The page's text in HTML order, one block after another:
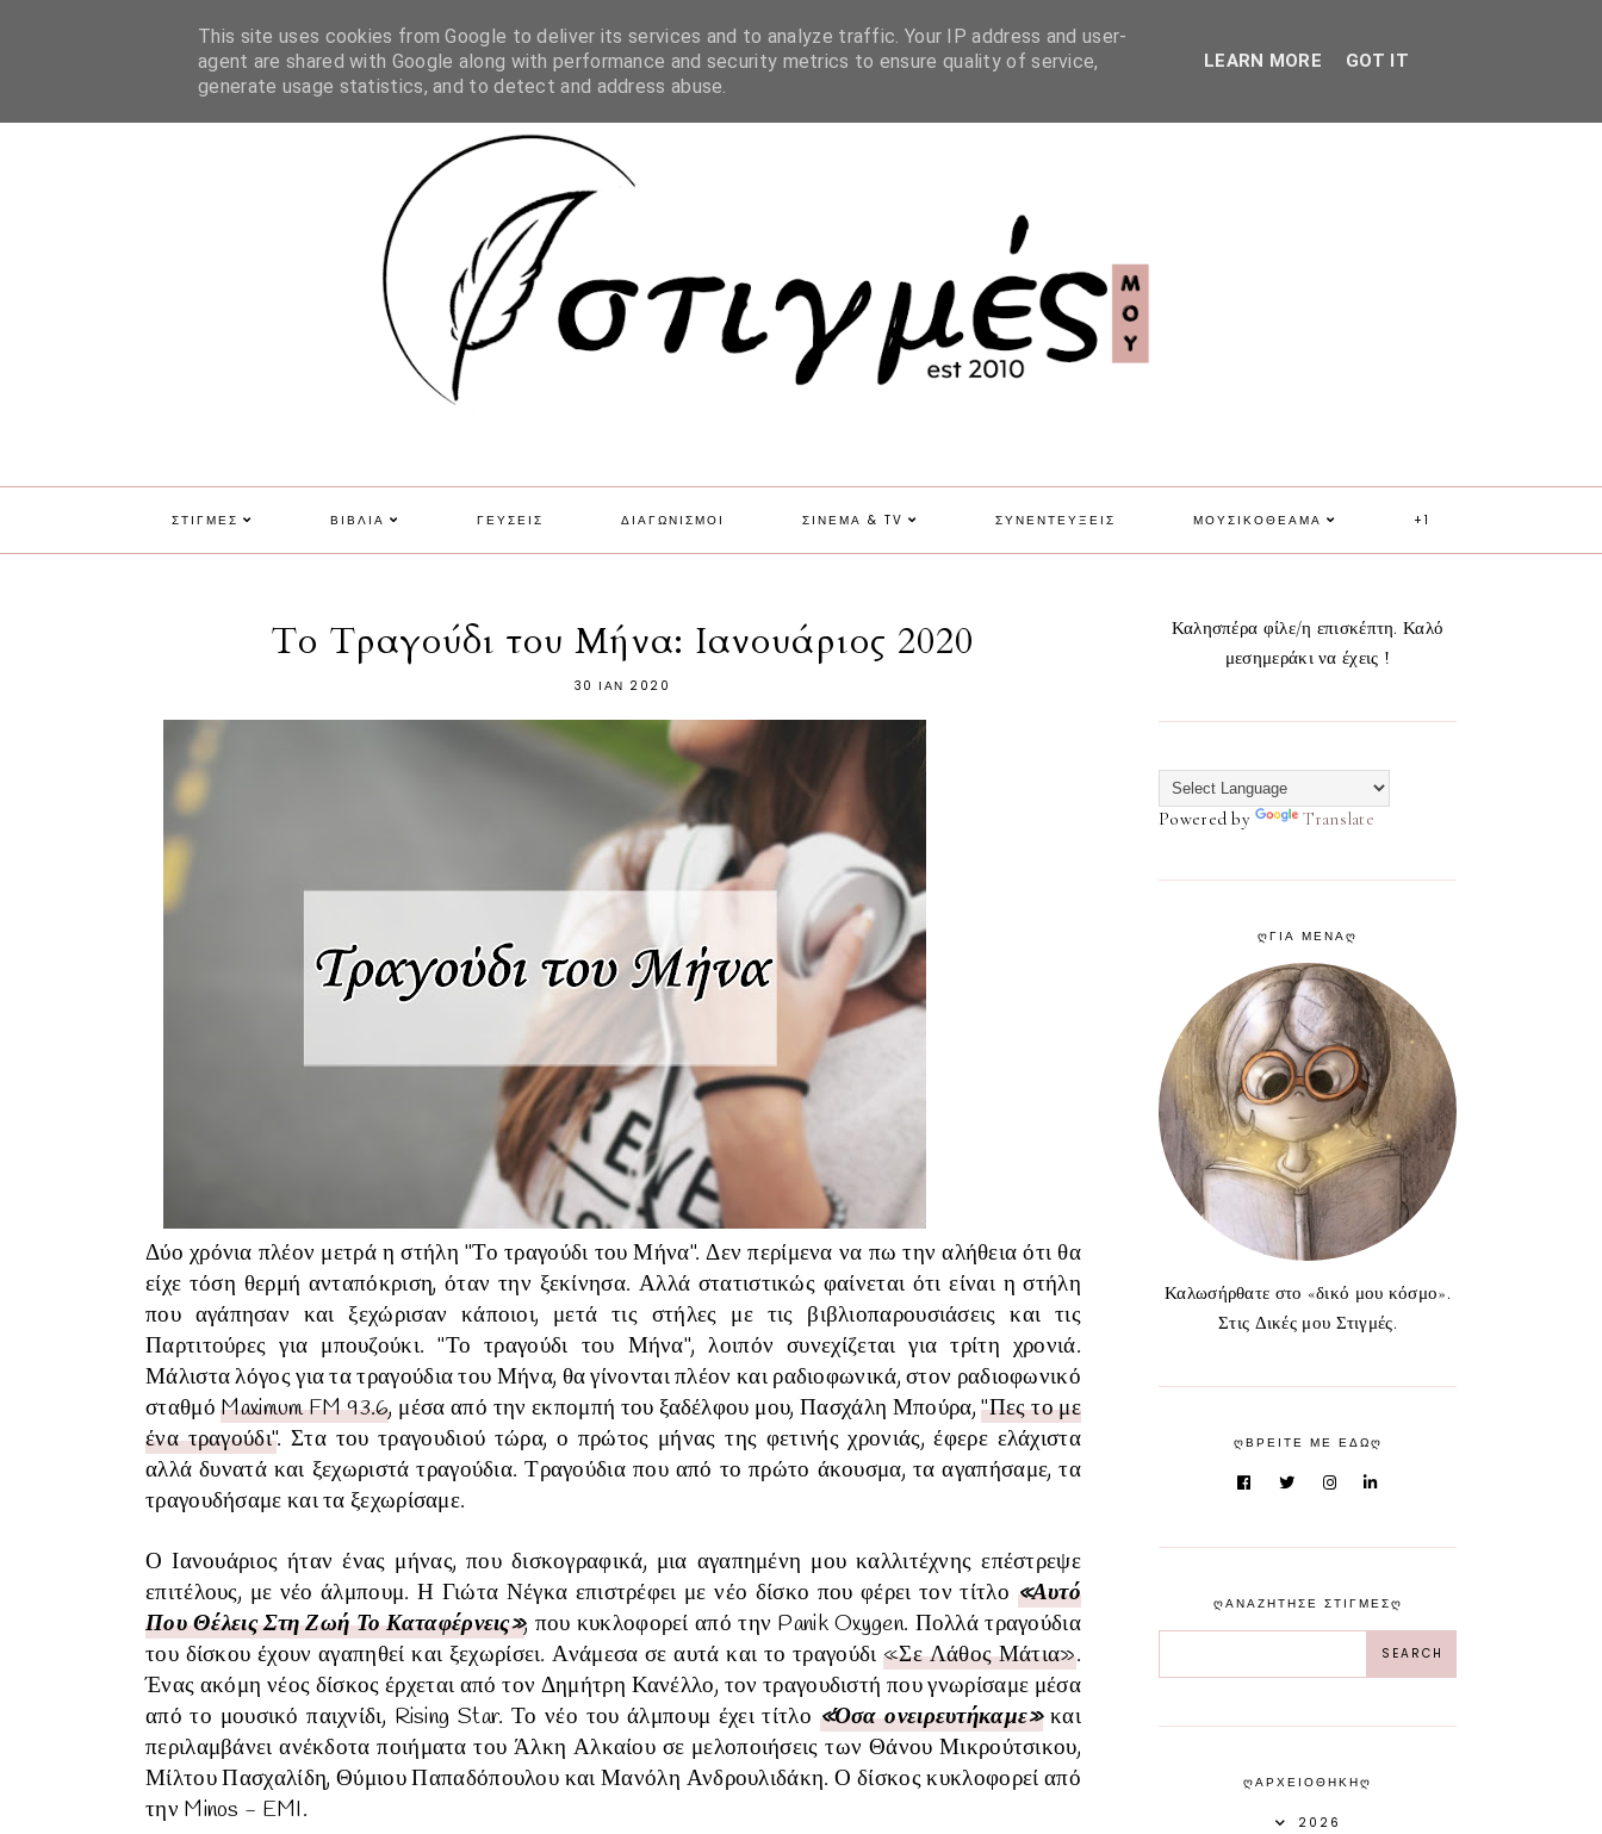
ΠΟΙΑ ΕΙΜΑΙ ΕΠΙΚΟΙΝΩΝΙΑ GDPR SITE MAP
ΣΤΙΓΜΕΣ ΒΙΒΛΙΑ ΓΕΥΣΕΙΣ ΔΙΑΓΩΝΙΣΜΟΙ ΣΙΝΕΜΑ & TV ΣΥΝΕΝΤΕΥΞΕΙΣ ΜΟΥΣΙΚΟΘΕΑΜΑ +1
Το Τραγούδι του Μήνα: Ιανουάριος 2020
30 ΙΑΝ 2020
Δύο χρόνια πλέον μετρά η στήλη "Το τραγούδι του Μήνα". Δεν περίμενα να πω την αλήθεια ότι θα
είχε τόση θερμή ανταπόκριση, όταν την ξεκίνησα. Αλλά στατιστικώς φαίνεται ότι είναι η στήλη
που αγάπησαν και ξεχώρισαν κάποιοι, μετά τις στήλες με τις βιβλιοπαρουσιάσεις και τις
Παρτιτούρες για μπουζούκι. "Το τραγούδι του Μήνα", λοιπόν συνεχίζεται για τρίτη χρονιά.
Μάλιστα λόγος για τα τραγούδια του Μήνα, θα γίνονται πλέον και ραδιοφωνικά, στον ραδιοφωνικό
σταθμόMaximum FM 93.6, μέσα από την εκπομπή του ξαδέλφου μου, Πασχάλη Μπούρα,"Πες το με
ένα τραγούδι". Στα του τραγουδιού τώρα, ο πρώτος μήνας της φετινής χρονιάς, έφερε ελάχιστα
αλλά δυνατά και ξεχωριστά τραγούδια. Τραγούδια που από το πρώτο άκουσμα, τα αγαπήσαμε, τα
τραγουδήσαμε και τα ξεχωρίσαμε.
Ο Ιανουάριος ήταν ένας μήνας, που δισκογραφικά, μια αγαπημένη μου καλλιτέχνης επέστρεψε
επιτέλους, με νέο άλμπουμ. Η Γιώτα Νέγκα επιστρέφει με νέο δίσκο που φέρει τον τίτλο «Αυτό
Που Θέλεις Στη Ζωή Το Καταφέρνεις», που κυκλοφορεί από την Panik Oxygen. Πολλά τραγούδια
του δίσκου έχουν αγαπηθεί και ξεχωρίσει. Ανάμεσα σε αυτά και το τραγούδι«Σε Λάθος Μάτια».
Ένας ακόμη νέος δίσκος έρχεται από τον Δημήτρη Κανέλλο, τον τραγουδιστή που γνωρίσαμε μέσα
από το μουσικό παιχνίδι, Rising Star. Το νέο του άλμπουμ έχει τίτλο «Όσα ονειρευτήκαμε»και
περιλαμβάνει ανέκδοτα ποιήματα του Άλκη Αλκαίου σε μελοποιήσεις των Θάνου Μικρούτσικου,
Μίλτου Πασχαλίδη, Θύμιου Παπαδόπουλου και Μανόλη Ανδρουλιδάκη. Ο δίσκος κυκλοφορεί από
την Minos - EMI.
Καλησπέρα φίλε/η επισκέπτη. Καλό
μεσημεράκι να έχεις !
Powered by Translate
ᲦΓΙΑ ΜΕΝΑᲦ
Καλωσήρθατε στο «δικό μου κόσμο».
Στις Δικές μου Στιγμές.
ᲦΒΡΕΙΤΕ ΜΕ ΕΔΩᲦ
ᲦΑΝΑΖΗΤΗΣΕ ΣΤΙΓΜΕΣᲦ
ᲦΑΡΧΕΙΟΘΗΚΗᲦ
2026
This site uses cookies from Google to deliver its services and to analyze traffic. Your IP address and user-
agent are shared with Google along with performance and security metrics to ensure quality of service,
generate usage statistics, and to detect and address abuse.
LEARN MORE GOT IT